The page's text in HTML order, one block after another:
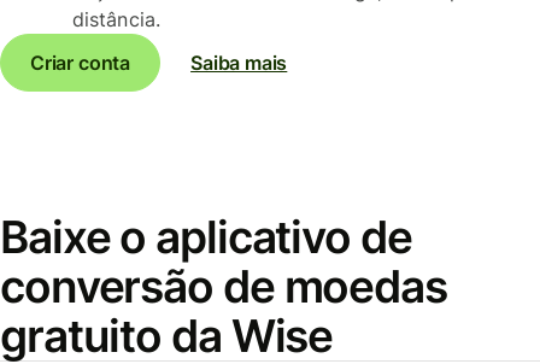
distância.
Criar conta
Saiba mais
Baixe o aplicativo de
conversão de moedas
gratuito da Wise